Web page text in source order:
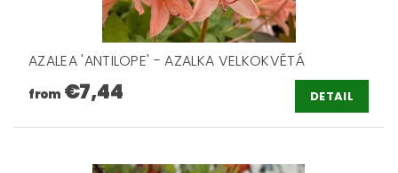
AZALEA 'ANTILOPE' - AZALKA VELKOKVĚTÁ
from €7,44 DETAIL